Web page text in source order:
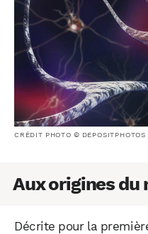
CRÉDIT PHOTO © DEPOSITPHOTOS
Aux origines du
Décrite pour la